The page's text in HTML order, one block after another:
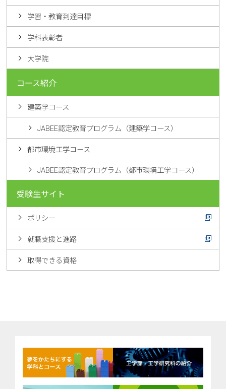
学習・教育到達目標
学科表彰者
大学院
コース紹介
建築学コース
JABEE認定教育プログラム（建築学コース）
都市環境工学コース
JABEE認定教育プログラム（都市環境工学コース）
受験生サイト
ポリシー
就職支援と進路
取得できる資格